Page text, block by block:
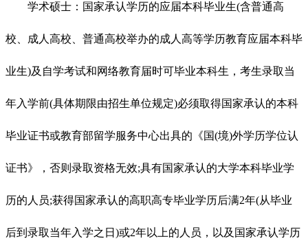
学术硕士：国家承认学历的应届本科毕业生(含普通高
校、成人高校、普通高校举办的成人高等学历教育应届本科毕
业生)及自学考试和网络教育届时可毕业本科生，考生录取当
年入学前(具体期限由招生单位规定)必须取得国家承认的本科
毕业证书或教育部留学服务中心出具的《国(境)外学历学位认
证书》，否则录取资格无效;具有国家承认的大学本科毕业学
历的人员;获得国家承认的高职高专毕业学历后满2年(从毕业
后到录取当年入学之日)或2年以上的人员，以及国家承认学历